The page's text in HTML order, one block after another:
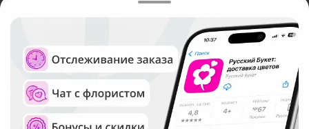
Русский Букет, 2026
Общество с ограниченной ответственностью «Технология»
ОГРН: 1195476081745, ИНН: 5410081997
Юридический адрес: г. Новосибирск, ул. Ипподромская,
д.42, оф. 3
Рейтинг Русского букета